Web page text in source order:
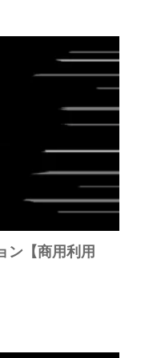
ン【商用利用